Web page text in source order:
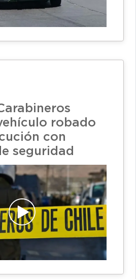
robado
con
seguridad